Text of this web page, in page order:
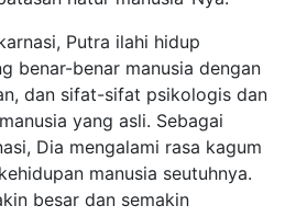
dan untuk keselamatan mereka
1 Korintus 15:3-4).
terbatas pada natur manusia-
bertindak dalam dan melalui